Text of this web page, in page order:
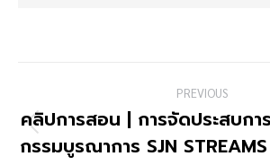
navigation
PREVIOUS
Previous
post:
คลิปการสอน | การจัดประสบก
กรรมบูรณาการ SJN